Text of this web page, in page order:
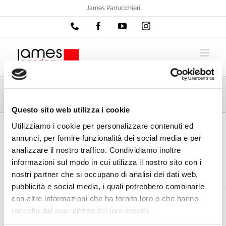
Questo sito web utilizza i cookie
Utilizziamo i cookie per personalizzare contenuti ed
annunci, per fornire funzionalità dei social media e per
analizzare il nostro traffico. Condividiamo inoltre
informazioni sul modo in cui utilizza il nostro sito con i
nostri partner che si occupano di analisi dei dati web,
pubblicità e social media, i quali potrebbero combinarle
con altre informazioni che ha fornito loro o che hanno
raccolto dal suo utilizzo dei loro servizi.
al
James Parrucchieri
Phone FacebookYouTubeInstagram